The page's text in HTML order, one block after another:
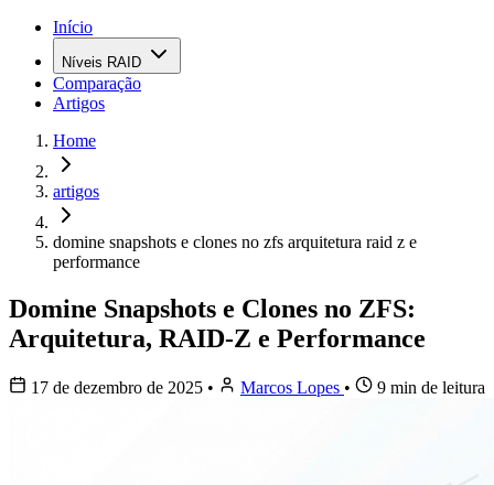
Início
Níveis RAID
Comparação
Artigos
Home
artigos
domine snapshots e clones no zfs arquitetura raid z e
performance
Domine Snapshots e Clones no ZFS:
Arquitetura, RAID-Z e Performance
17 de dezembro de 2025 • Marcos Lopes • 9 min de leitura